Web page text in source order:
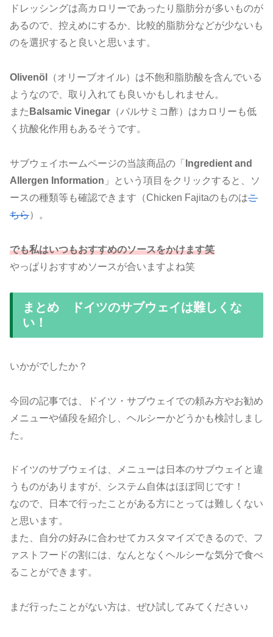
ドレッシングは高カロリーであったり脂肪分が多いものが
あるので、控えめにするか、比較的脂肪分などが少ないも
のを選択すると良いと思います。
Olivenöl
（オリーブオイル）は不飽和脂肪酸を含んでいる
ようなので、取り入れても良いかもしれません。
また Balsamic Vinegar （バルサミコ酢）はカロリーも低
く抗酸化作用もあるそうです。
サブウェイホームページの当該商品の「
Ingredient and
Allergen Information 」という項目をクリックすると、ソ
ースの種類等も確認できます（Chicken Fajitaのものはこ
ちら）。
でも私はいつもおすすめのソースをかけます笑
やっぱりおすすめソースが合いますよね笑
まとめ ドイツのサブウェイは難しくな
い！
いかがでしたか？
今回の記事では、ドイツ・サブウェイでの頼み方やお勧め
メニューや値段を紹介し、ヘルシーかどうかも検討しまし
た。
ドイツのサブウェイは、メニューは日本のサブウェイと違
うものがありますが、システム自体はほぼ同じです！
なので、日本で行ったことがある方にとっては難しくない
と思います。
また、自分の好みに合わせてカスタマイズできるので、フ
ァストフードの割には、なんとなくヘルシーな気分で食べ
ることができます。
まだ行ったことがない方は、ぜひ試してみてください♪